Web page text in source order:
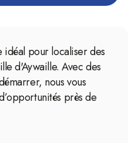
pour localiser des
d'Aywaille. Avec des
nous vous
près de